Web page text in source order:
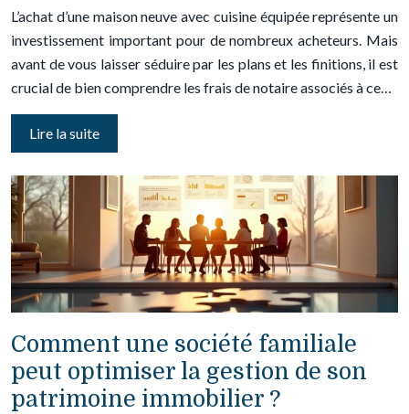
L’achat d’une maison neuve avec cuisine équipée représente un
investissement important pour de nombreux acheteurs. Mais
avant de vous laisser séduire par les plans et les finitions, il est
crucial de bien comprendre les frais de notaire associés à ce…
Lire la suite
Comment une société familiale
peut optimiser la gestion de son
patrimoine immobilier ?